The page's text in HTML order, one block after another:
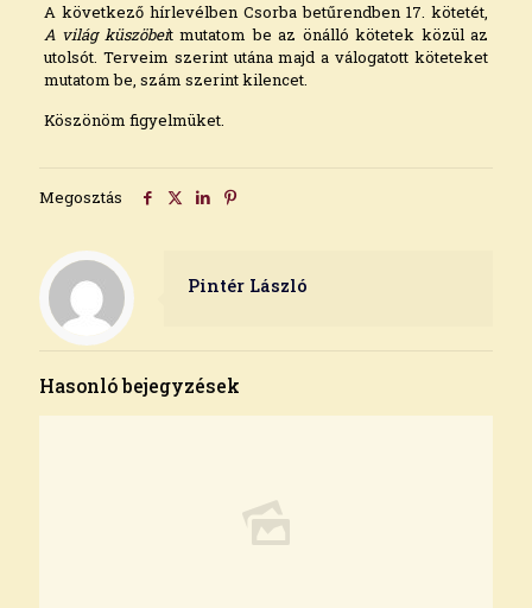
A következő hírlevélben Csorba betűrendben 17. kötetét,
A világ küszöbeit mutatom be az önálló kötetek közül az
utolsót. Terveim szerint utána majd a válogatott köteteket
mutatom be, szám szerint kilencet.
Köszönöm figyelmüket.
Megosztás
Pintér László
Hasonló bejegyzések